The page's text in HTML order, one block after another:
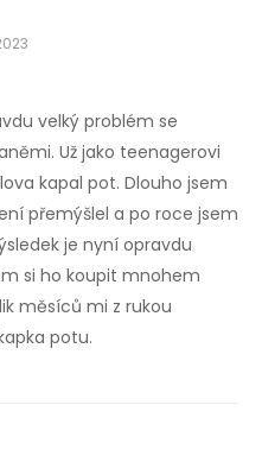
velký problém se
Už jako teenagerovi
kapal pot. Dlouho jsem
přemýšlel a po roce jsem
je nyní opravdu
si ho koupit mnohem
měsíců mi z rukou
potu.